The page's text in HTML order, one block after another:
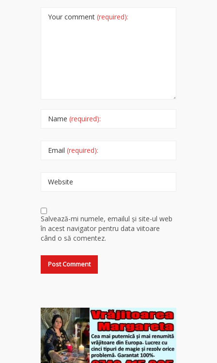
Your comment (required):
Name (required):
Email (required):
Website
Salvează-mi numele, emailul și site-ul web
în acest navigator pentru data viitoare
când o să comentez.